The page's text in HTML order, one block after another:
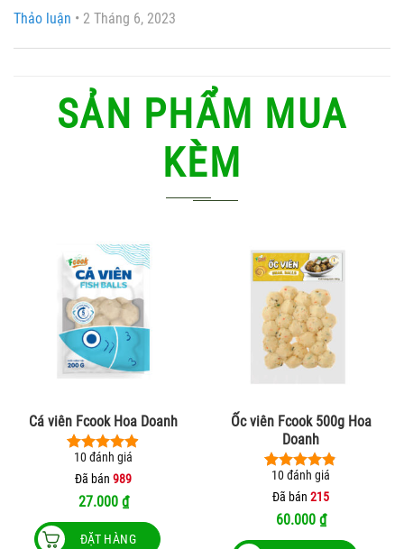
Thảo luận • 2 Tháng 6, 2023
SẢN PHẨM MUA
KÈM
Cá viên Fcook Hoa Doanh
4.90trên 5
dựa trên
10
10đánh giá
Đã bán 989
27.000 ₫
ĐẶT HÀNG
Ốc viên Fcook 500g Hoa
Doanh
4.80trên 5
dựa trên
10
10đánh giá
Đã bán 215
60.000 ₫